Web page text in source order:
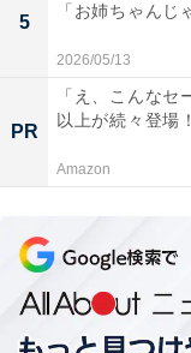
5
「お姉ちゃん
2026/05/13
PR
「え、こんな
以上が続々登場
Amazon